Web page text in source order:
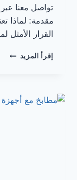
تواصل معنا
مقدمة: لماذا
القرار الأمثل
إقرأ المزيد مطابخ
الرياض